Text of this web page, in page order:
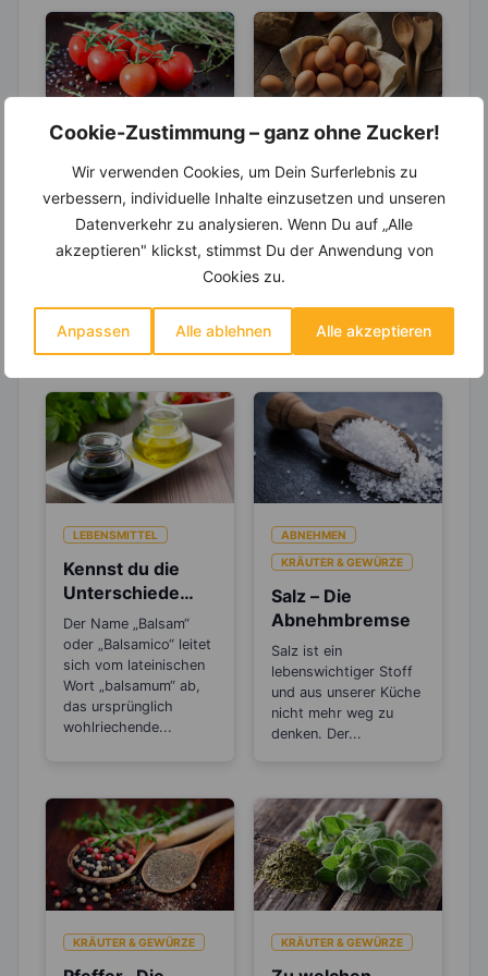
Cookie-Zustimmung – ganz ohne Zucker!
Wir verwenden Cookies, um Dein Surferlebnis zu
verbessern, individuelle Inhalte einzusetzen und unseren
Datenverkehr zu analysieren. Wenn Du auf „Alle
akzeptieren" klickst, stimmst Du der Anwendung von
Cookies zu.
Anpassen Alle ablehnen Alle akzeptieren
Tomaten- Mehr
des Anti-Aging-
Stoffs Lycopin
durchs
Tomaten belegen den
1. Platz unter den Top
10 der Gemüsesorten
in Deutschland. Rund
24...
Eier – Ist das
enthaltene
Cholesterin
gesundheitsschä
dlich?
Eier sind eine beliebte
Nahrung für zahlreiche
Tierarten, aber auch
für den Menschen. Das
LEBENSMITTEL
Kennst du die
Unterschiede
beim Balsamico
Essig?
Der Name „Balsam“
oder „Balsamico“ leitet
sich vom lateinischen
Wort „balsamum“ ab,
das ursprünglich
wohlriechende...
ABNEHMEN
KRÄUTER & GEWÜRZE
Salz – Die
Abnehmbremse
Salz ist ein
lebenswichtiger Stoff
und aus unserer Küche
nicht mehr weg zu
denken. Der...
KRÄUTER & GEWÜRZE KRÄUTER & GEWÜRZE